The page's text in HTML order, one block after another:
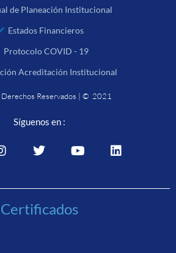
de Planeación Institucional
Estados Financieros
Protocolo COVID - 19
Acreditación Institucional
Derechos Reservados | © 2021
Síguenos en :
Certificados